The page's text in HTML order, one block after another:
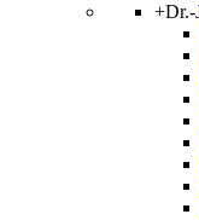
+Dr.-